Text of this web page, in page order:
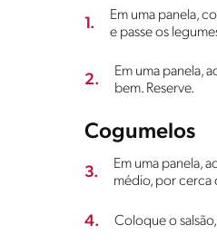
1.
Em uma panela,
e passe os
2.
Em uma panela,
bem. Reserve.
Cogumelos
3.
Em uma panela,
médio, por cerca
4. Coloque o